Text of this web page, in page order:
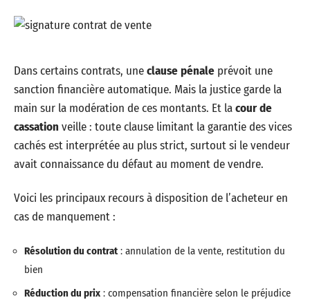
Dans certains contrats, uneclause pénale prévoit une
sanction financière automatique. Mais la justice garde la
main sur la modération de ces montants. Et lacour de
cassation veille : toute clause limitant la garantie des vices
cachés est interprétée au plus strict, surtout si le vendeur
avait connaissance du défaut au moment de vendre.
Voici les principaux recours à disposition de l’acheteur en
cas de manquement :
Résolution du contrat : annulation de la vente, restitution du
bien
Réduction du prix : compensation financière selon le préjudice